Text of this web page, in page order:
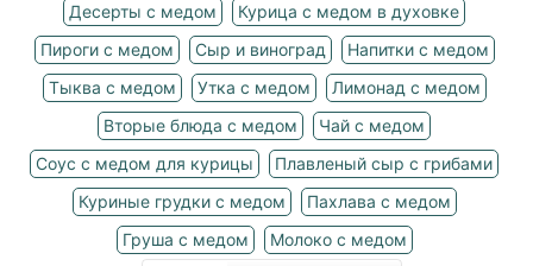
Десерты с медом
Курица с медом в духовке
Пироги с медом
Сыр и виноград
Напитки с медом
Тыква с медом
Утка с медом
Лимонад с медом
Вторые блюда с медом
Чай с медом
Соус с медом для курицы
Плавленый сыр с грибами
Куриные грудки с медом
Пахлава с медом
Груша с медом
Молоко с медом